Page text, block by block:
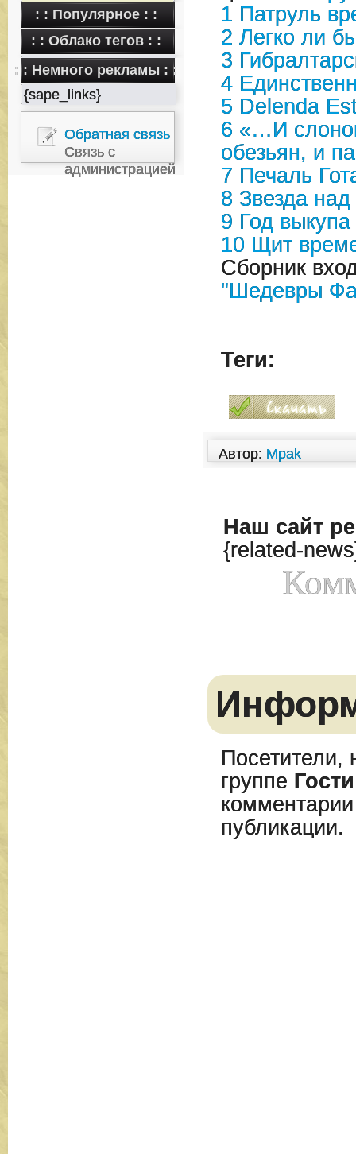
: : Популярное : :
: : Облако тегов : :
: : Немного рекламы : :
{sape_links}
Обратная связь
Связь с
администрацией
1 Патруль
2 Легко ли
3
4
5 Delenda
6 «…И
обезьян, и
7 Печаль
8 Звезда
9 Год выкупа
10 Щит
Сборник
"Шедевры
Теги:
Автор: Mpak
Наш сайт
{related-
Посетители,
группе Гости
публикации.